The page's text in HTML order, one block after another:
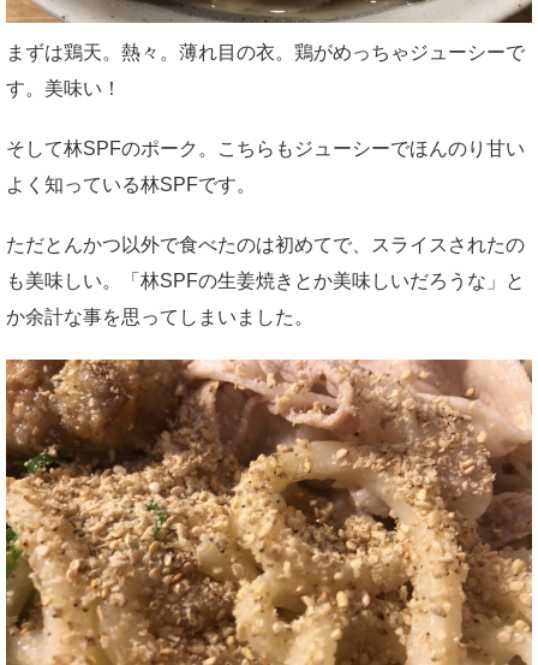
まずは鶏天。熱々。薄れ目の衣。鶏がめっちゃジューシーで
す。美味い！
そして林SPFのポーク。こちらもジューシーでほんのり甘い
よく知っている林SPFです。
ただとんかつ以外で食べたのは初めてで、スライスされたの
も美味しい。「林SPFの生姜焼きとか美味しいだろうな」と
か余計な事を思ってしまいました。